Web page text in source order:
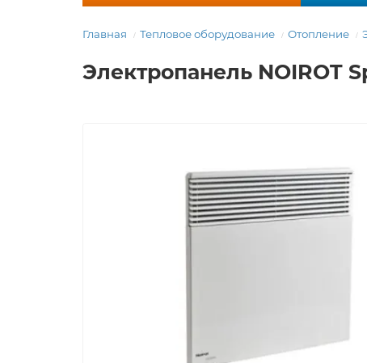
Главная Тепловое оборудование Отопление
Электропанель NOIROT